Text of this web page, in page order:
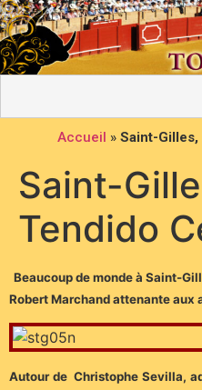
Accueil » Saint-
Saint-
Tendido
Beaucoup de monde à Saint-
Robert Marchand attenante aux
Autour de Christophe Sevilla,